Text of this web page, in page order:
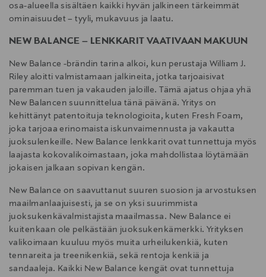
osa-alueella sisältäen kaikki hyvän jalkineen tärkeimmät
ominaisuudet – tyyli, mukavuus ja laatu.
NEW BALANCE – LENKKARIT VAATIVAAN MAKUUN
New Balance -brändin tarina alkoi, kun perustaja William J.
Riley aloitti valmistamaan jalkineita, jotka tarjoaisivat
paremman tuen ja vakauden jaloille. Tämä ajatus ohjaa yhä
New Balancen suunnittelua tänä päivänä. Yritys on
kehittänyt patentoituja teknologioita, kuten Fresh Foam,
joka tarjoaa erinomaista iskunvaimennusta ja vakautta
juoksulenkeille. New Balance lenkkarit ovat tunnettuja myös
laajasta kokovalikoimastaan, joka mahdollistaa löytämään
jokaisen jalkaan sopivan kengän.
New Balance on saavuttanut suuren suosion ja arvostuksen
maailmanlaajuisesti, ja se on yksi suurimmista
juoksukenkävalmistajista maailmassa. New Balance ei
kuitenkaan ole pelkästään juoksukenkämerkki. Yrityksen
valikoimaan kuuluu myös muita urheilukenkiä, kuten
tennareita ja treenikenkiä, sekä rentoja kenkiä ja
sandaaleja. Kaikki New Balance kengät ovat tunnettuja